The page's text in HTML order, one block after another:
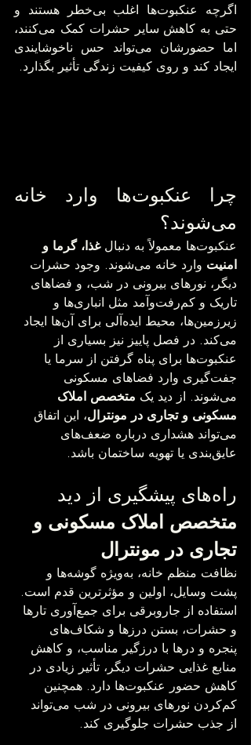
ایجاد کند و روی کیفیت زندگی تأثیر بگذارد.
می‌شوند؟
عنکبوت‌ها معمولاً به دنبال
غذا، گرما و
امنیت
وارد خانه می‌شوند. وجود حشرات
دیگر، نورهای بیرونی در شب، و فضاهای
تاریک و کم‌رفت‌وآمد مثل انباری‌ها و
زیرزمین‌ها، محیط ایده‌آلی برای آن‌ها ایجاد
می‌کند. در فصل پاییز نیز بسیاری از
عنکبوت‌ها برای پناه گرفتن از سرما یا
جفت‌گیری وارد فضاهای مسکونی
می‌شوند. از دید یک
متخصص املاک
مسکونی و تجاری در مونترال، این اتفاق
می‌تواند هشداری درباره ضعف‌های
عایق‌بندی یا تهویه ساختمان باشد.
راه‌های پیشگیری از دید
متخصص املاک مسکونی و
تجاری در مونترال
نظافت منظم خانه، به‌ویژه گوشه‌ها و
پشت وسایل، اولین و مؤثرترین قدم است.
استفاده از جاروبرقی برای جمع‌آوری تارها
و حشرات، بستن درزها و شکاف‌های
پنجره و درها با درزگیر مناسب، و کاهش
منابع غذایی حشرات دیگر، تأثیر زیادی در
کاهش حضور عنکبوت‌ها دارد. همچنین
کم‌کردن نورهای بیرونی در شب می‌تواند
از جذب حشرات جلوگیری کند.